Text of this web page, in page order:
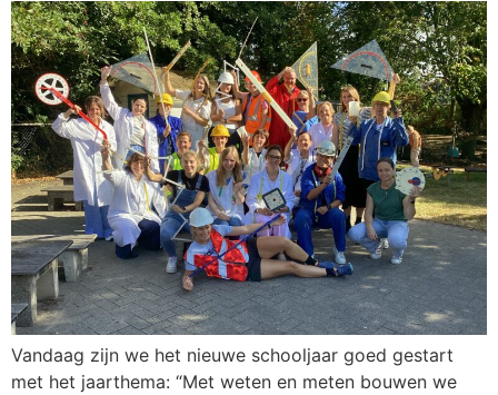
Vandaag zijn we het nieuwe schooljaar goed gestart
met het jaarthema: “Met weten en meten bouwen we